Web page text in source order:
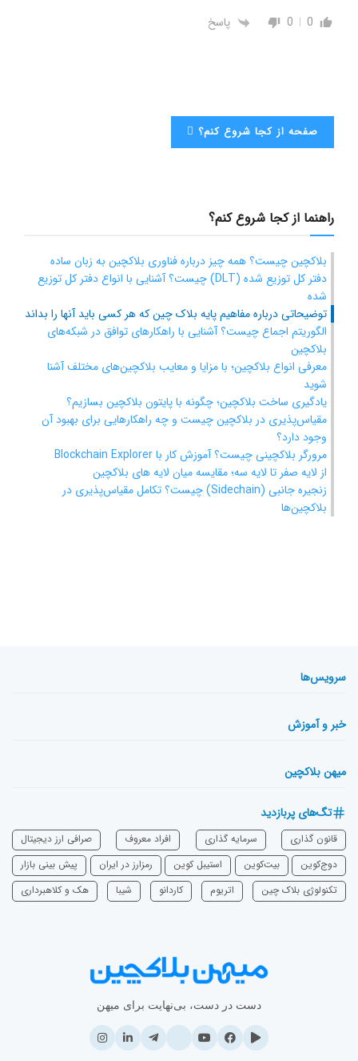
0
0 پاسخ
صفحه از کجا شروع کنم؟
راهنما از کجا شروع کنم؟
بلاکچین چیست؟ همه چیز درباره فناوری بلاکچین به زبان ساده
دفتر کل توزیع شده (DLT) چیست؟ آشنایی با انواع دفتر کل توزیع
شده
توضیحاتی درباره مفاهیم پایه بلاک چین که هر کسی باید آنها را بداند
الگوریتم اجماع چیست؟ آشنایی با راهکارهای توافق در شبکه‌های
بلاکچین
معرفی انواع بلاکچین؛ با مزایا و معایب بلاکچین‌های مختلف آشنا
شوید
یادگیری ساخت بلاکچین؛ چگونه با پایتون بلاکچین بسازیم؟
مقیاس‌پذیری در بلاکچین چیست و چه راهکارهایی برای بهبود آن
وجود دارد؟
مرورگر بلاکچینی چیست؟ آموزش کار با Blockchain Explorer
از لایه صفر تا لایه سه؛ مقایسه میان لایه‌ های بلاکچین
زنجیره‌ جانبی (Sidechain) چیست؟ تکامل مقیاس‌پذیری در
بلاکچین‌ها
سرویس‌ها
خبر و آموزش
میهن بلاکچین
تگ‌های پربازدید
قانون گذاری سرمایه‌ گذاری افراد معروف
صرافی ارز دیجیتال
دوج‌کوین
بیت‌کوین استیبل کوین رمزارز در ایران
پیش بینی بازار
تکنولوژی بلاک چین
اتریوم ‌کاردانو شیبا هک و کلاهبرداری
دست در دست، بی‌نهایت برای میهن